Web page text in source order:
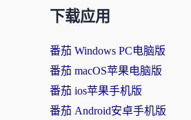
下载应用
番茄 Windows PC电脑版
番茄 macOS苹果电脑版
番茄 ios苹果手机版
番茄 Android安卓手机版